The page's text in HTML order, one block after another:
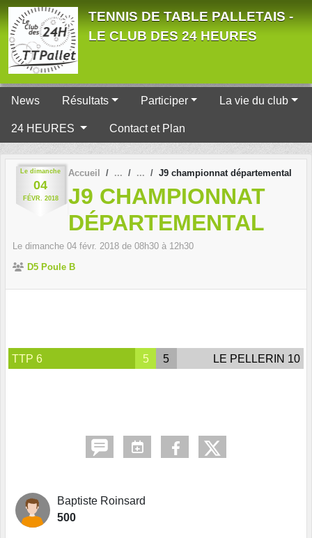
TENNIS DE TABLE PALLETAIS -
LE CLUB DES 24 HEURES
News Résultats Participer La vie du club
24 HEURES Contact et Plan
Le dimanche
04
FÉVR. 2018
Accueil J9 championnat départemental
J9 CHAMPIONNAT
DÉPARTEMENTAL
Le dimanche 04 févr. 2018 de 08h30 à 12h30
D5 Poule B
TTP 6 5 5 LE PELLERIN 10
Baptiste Roinsard
500
Panneau de gestion des cookies